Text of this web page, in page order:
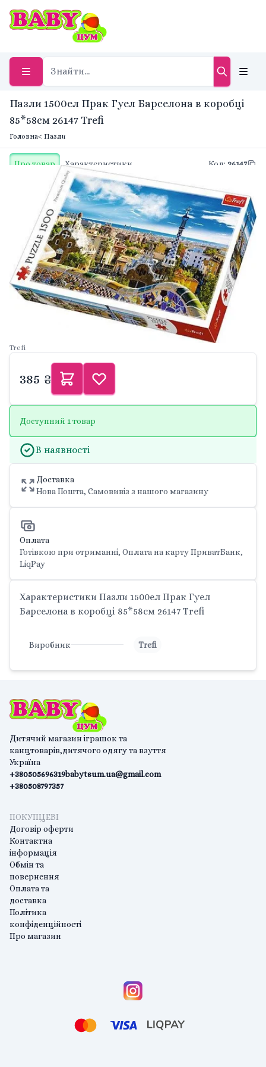
Пазли 1500ел Прак Гуел Барселона в коробці
85*58см 26147 Trefi
Головна< Пазли
Про товар Характеристики Код: 26147
Trefi
385 ₴
Доступний 1 товар
В наявності
Доставка
Нова Пошта, Самовивіз з нашого магазину
Оплата
Готівкою при отриманні, Оплата на карту ПриватБанк,
LiqPay
Характеристики Пазли 1500ел Прак Гуел
Барселона в коробці 85*58см 26147 Trefi
Виробник Trefi
Дитячий магазин іграшок та
канцтоварів,дитячого одягу та взуття
Україна
+380505696319
+380508797357
babytsum.ua@gmail.com
ПОКУПЦЕВІ
Договір оферти
Контактна
інформація
Обмін та
повернення
Оплата та
доставка
Політика
конфіденційності
Про магазин